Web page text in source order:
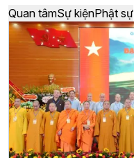
Quan tâmSự kiệnPhật sự